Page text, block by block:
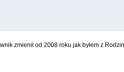
zmienił od 2008 roku jak byłem z